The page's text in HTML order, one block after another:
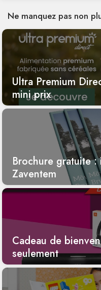
Ne manquez pas non
Ultra Premium
mini prix
Brochure gratuite
Zaventem
Cadeau de
seulement